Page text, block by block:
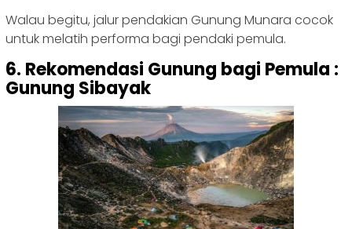
Walau begitu, jalur pendakian Gunung Munara cocok
untuk melatih performa bagi pendaki pemula.
6. Rekomendasi Gunung bagi Pemula :
Gunung Sibayak